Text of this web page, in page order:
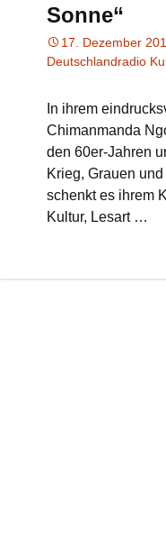
Sonne“
17. Dezember
Deutschlandradio
In ihrem
Chimanmanda
den 60er-Jahren
Krieg, Grauen
schenkt es ihrem
Kultur, Lesart …